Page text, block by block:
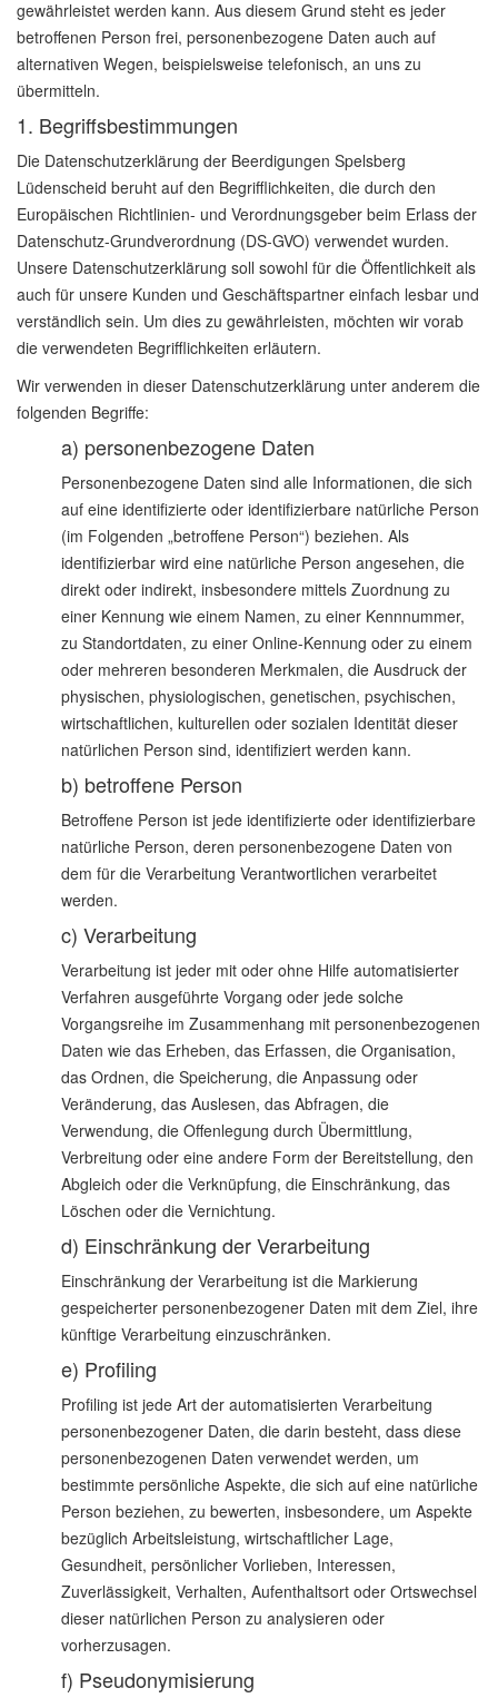
gewährleistet werden kann. Aus diesem Grund steht es jeder
betroffenen Person frei, personenbezogene Daten auch auf
alternativen Wegen, beispielsweise telefonisch, an uns zu
übermitteln.
1. Begriffsbestimmungen
Die Datenschutzerklärung der Beerdigungen Spelsberg
Lüdenscheid beruht auf den Begrifflichkeiten, die durch den
Europäischen Richtlinien- und Verordnungsgeber beim Erlass der
Datenschutz-Grundverordnung (DS-GVO) verwendet wurden.
Unsere Datenschutzerklärung soll sowohl für die Öffentlichkeit als
auch für unsere Kunden und Geschäftspartner einfach lesbar und
verständlich sein. Um dies zu gewährleisten, möchten wir vorab
die verwendeten Begrifflichkeiten erläutern.
Wir verwenden in dieser Datenschutzerklärung unter anderem die
folgenden Begriffe:
a) personenbezogene Daten
Personenbezogene Daten sind alle Informationen, die sich
auf eine identifizierte oder identifizierbare natürliche Person
(im Folgenden „betroffene Person“) beziehen. Als
identifizierbar wird eine natürliche Person angesehen, die
direkt oder indirekt, insbesondere mittels Zuordnung zu
einer Kennung wie einem Namen, zu einer Kennnummer,
zu Standortdaten, zu einer Online-Kennung oder zu einem
oder mehreren besonderen Merkmalen, die Ausdruck der
physischen, physiologischen, genetischen, psychischen,
wirtschaftlichen, kulturellen oder sozialen Identität dieser
natürlichen Person sind, identifiziert werden kann.
b) betroffene Person
Betroffene Person ist jede identifizierte oder identifizierbare
natürliche Person, deren personenbezogene Daten von
dem für die Verarbeitung Verantwortlichen verarbeitet
werden.
c) Verarbeitung
Verarbeitung ist jeder mit oder ohne Hilfe automatisierter
Verfahren ausgeführte Vorgang oder jede solche
Vorgangsreihe im Zusammenhang mit personenbezogenen
Daten wie das Erheben, das Erfassen, die Organisation,
das Ordnen, die Speicherung, die Anpassung oder
Veränderung, das Auslesen, das Abfragen, die
Verwendung, die Offenlegung durch Übermittlung,
Verbreitung oder eine andere Form der Bereitstellung, den
Abgleich oder die Verknüpfung, die Einschränkung, das
Löschen oder die Vernichtung.
d) Einschränkung der Verarbeitung
Einschränkung der Verarbeitung ist die Markierung
gespeicherter personenbezogener Daten mit dem Ziel, ihre
künftige Verarbeitung einzuschränken.
e) Profiling
Profiling ist jede Art der automatisierten Verarbeitung
personenbezogener Daten, die darin besteht, dass diese
personenbezogenen Daten verwendet werden, um
bestimmte persönliche Aspekte, die sich auf eine natürliche
Person beziehen, zu bewerten, insbesondere, um Aspekte
bezüglich Arbeitsleistung, wirtschaftlicher Lage,
Gesundheit, persönlicher Vorlieben, Interessen,
Zuverlässigkeit, Verhalten, Aufenthaltsort oder Ortswechsel
dieser natürlichen Person zu analysieren oder
vorherzusagen.
f) Pseudonymisierung